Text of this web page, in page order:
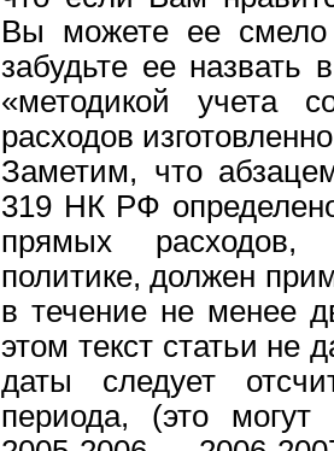
Вы можете ее смело
забудьте ее назвать
«методикой учета
расходов
Заметим, что
319 НК РФ
прямых расходов,
политике, должен
в течение не менее
этом текст статьи не
даты следует
периода, (это могут